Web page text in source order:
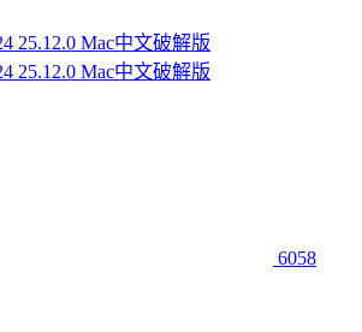
25.12.0 Mac中文破解版
25.12.0 Mac中文破解版
6058